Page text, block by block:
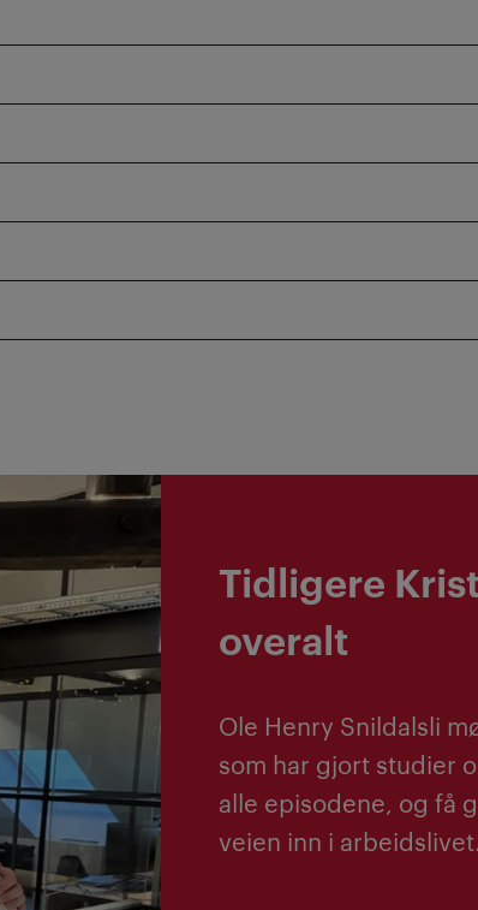
Tidligere
overalt
Ole Henry Snildalsli
som har gjort studier
alle episodene, og få
veien inn i arbeidslivet.